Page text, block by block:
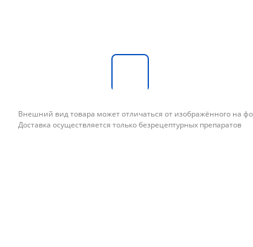
Внешний вид товара может отличаться от изображённого на
Доставка осуществляется только безрецептурных препаратов